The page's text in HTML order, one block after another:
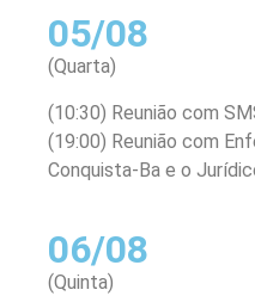
05/08
(Quarta)
(10:30) Reunião com
(19:00) Reunião com
Conquista-Ba e o
06/08
(Quinta)